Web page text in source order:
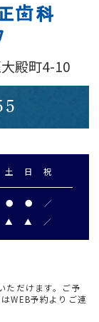
殿町4-10
土 日 祝
● ● ／
▲ ▲ ／
ただけます。ご予
WEB予約よりご連